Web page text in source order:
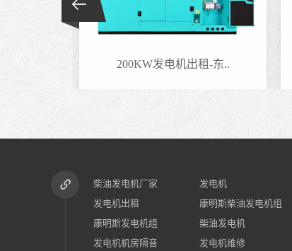
200KW发电机出租-东..
柴油发电机厂家 发电机
发电机出租
康明斯柴油发电机组
康明斯发电机组
柴油发电机
发电机机房隔音
发电机维修